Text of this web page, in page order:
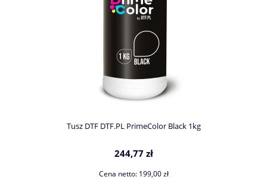
Tusz DTF DTF.PL PrimeColor Black 1kg
244,77 zł
Cena netto: 199,00 zł